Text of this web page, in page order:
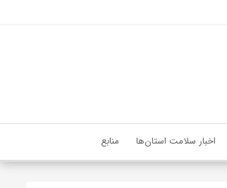
اخبار سلامت استان‌ها منابع